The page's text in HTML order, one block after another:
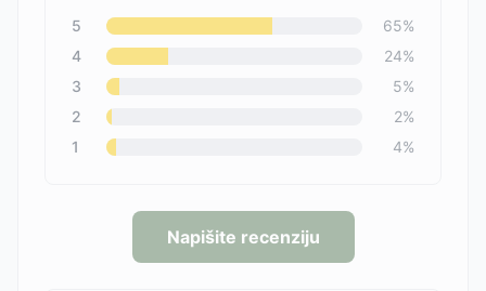
5 65%
4
24%
3
5%
2
2%
1
4%
Napišite recenziju